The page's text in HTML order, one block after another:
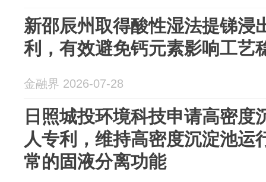
新邵辰州取得酸性湿法提锑浸
利，有效避免钙元素影响工艺
金融界 2026-07-28
日照城投环境科技申请高密度
人专利，维持高密度沉淀池运
常的固液分离功能